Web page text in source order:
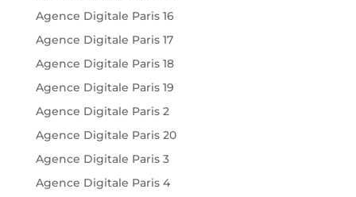
Agence Digitale Paris 16
Agence Digitale Paris 17
Agence Digitale Paris 18
Agence Digitale Paris 19
Agence Digitale Paris 2
Agence Digitale Paris 20
Agence Digitale Paris 3
Agence Digitale Paris 4